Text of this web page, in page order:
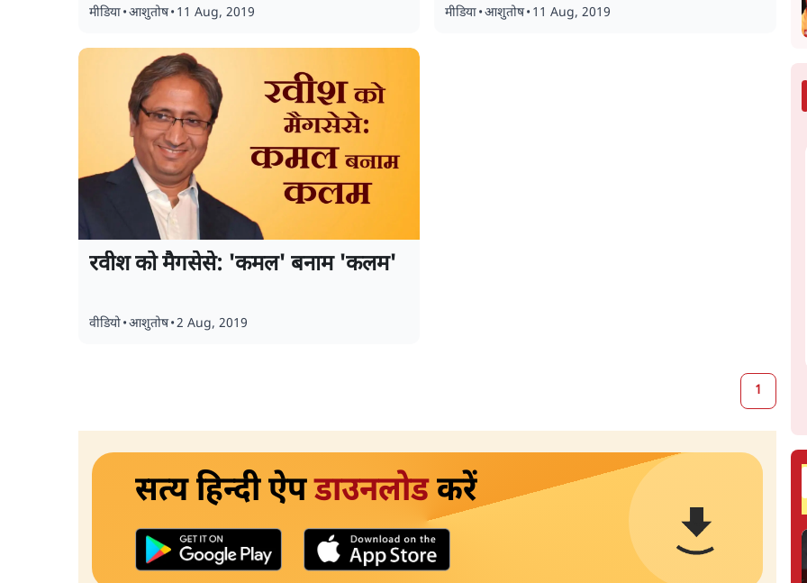
मीडिया•आशुतोष• 11 Aug, 2019 मीडिया•आशुतोष• 11 Aug, 2019
रवीश को मैगसेसे: 'कमल' बनाम 'कलम'
वीडियो•आशुतोष•2 Aug, 2019
1
सत्य हिन्दी ऐपडाउनलोडकरें